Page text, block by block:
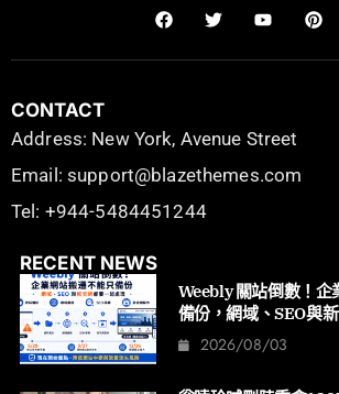
CONTACT
Address: New York, Avenue Street
Email: support@blazethemes.com
Tel: +944-5484451244
RECENT NEWS
Weebly 關站倒數！企
備份，網域、SEO與
2026/08/03